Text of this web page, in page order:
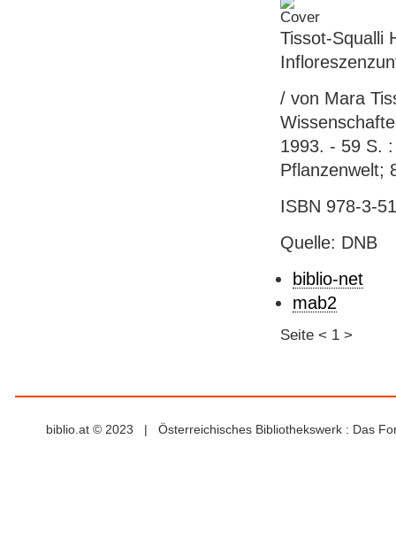
Tissot-Squalli
/ von Mara
1993. - 59 S.
Pflanzenwelt;
ISBN 978-3-
Quelle: DNB
biblio-net
mab2
Seite < 1 >
biblio.at © 2023 | Österreichisches Bibliothekswerk : Das